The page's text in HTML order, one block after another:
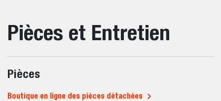
Pièces et Entretien
Pièces
Boutique en ligne des pièces détachées